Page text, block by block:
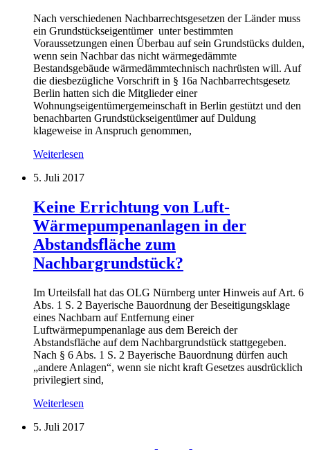
Nach verschiedenen Nachbarrechtsgesetzen der Länder muss
ein Grundstückseigentümer unter bestimmten
Voraussetzungen einen Überbau auf sein Grundstücks dulden,
wenn sein Nachbar das nicht wärmegedämmte
Bestandsgebäude wärmedämmtechnisch nachrüsten will. Auf
die diesbezügliche Vorschrift in § 16a Nachbarrechtsgesetz
Berlin hatten sich die Mitglieder einer
Wohnungseigentümergemeinschaft in Berlin gestützt und den
benachbarten Grundstückseigentümer auf Duldung
klageweise in Anspruch genommen,
Weiterlesen
5. Juli 2017
Keine Errichtung von Luft-
Wärmepumpenanlagen in der
Abstandsfläche zum
Nachbargrundstück?
Im Urteilsfall hat das OLG Nürnberg unter Hinweis auf Art. 6
Abs. 1 S. 2 Bayerische Bauordnung der Beseitigungsklage
eines Nachbarn auf Entfernung einer
Luftwärmepumpenanlage aus dem Bereich der
Abstandsfläche auf dem Nachbargrundstück stattgegeben.
Nach § 6 Abs. 1 S. 2 Bayerische Bauordnung dürfen auch
„andere Anlagen“, wenn sie nicht kraft Gesetzes ausdrücklich
privilegiert sind,
Weiterlesen
5. Juli 2017